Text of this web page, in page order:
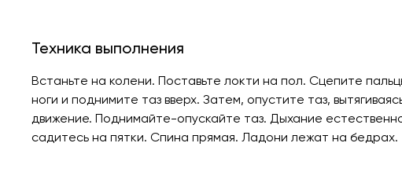
Техника выполнения
Встаньте на колени. Поставьте локти на пол. Сцепите
ноги и поднимите таз вверх. Затем, опустите таз,
движение. Поднимайте-опускайте таз. Дыхание
садитесь на пятки. Спина прямая. Ладони лежат на бедрах.